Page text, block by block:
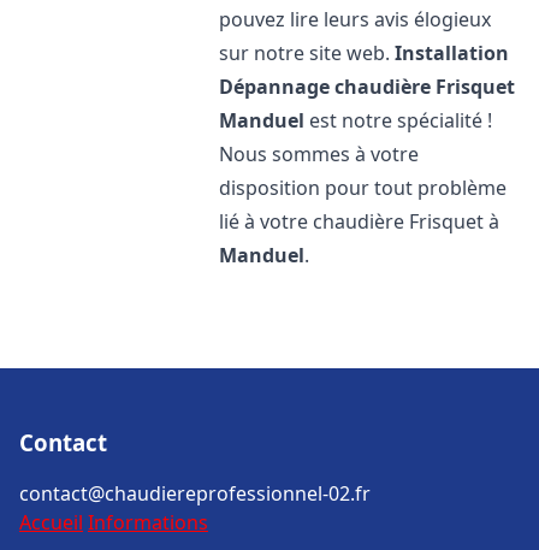
pouvez lire leurs avis élogieux
sur notre site web.Installation
Dépannage chaudière Frisquet
Manduel est notre spécialité !
Nous sommes à votre
disposition pour tout problème
lié à votre chaudière Frisquet à
Manduel.
Contact
contact@chaudiereprofessionnel-02.fr
Accueil Informations